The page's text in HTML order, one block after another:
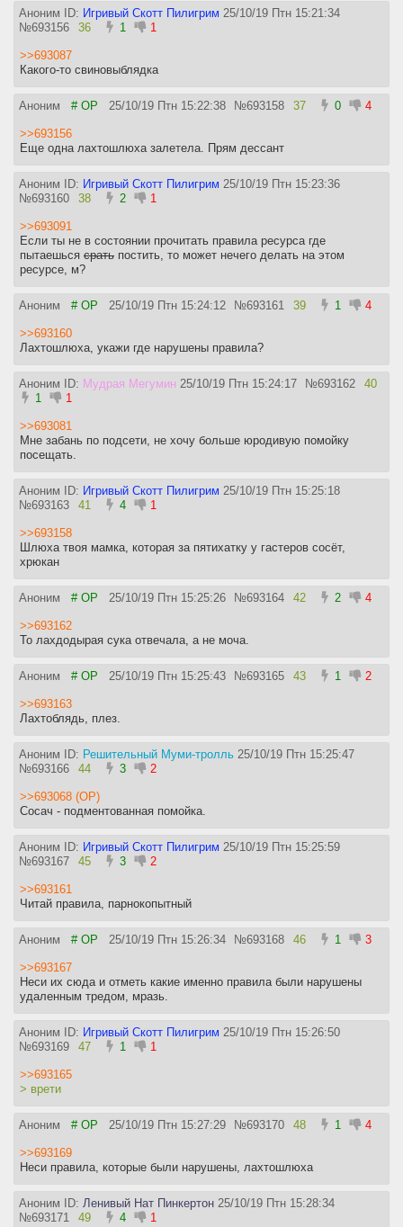
Аноним ID: Игривый Скотт Пилигрим 25/10/19 Птн 15:21:34
№693156 36 1 1
>>693087
Какого-то свиновыблядка
Аноним # OP 25/10/19 Птн 15:22:38 №693158 37 0 4
>>693156
Еще одна лахтошлюха залетела. Прям дессант
Аноним ID: Игривый Скотт Пилигрим 25/10/19 Птн 15:23:36
№693160 38 2 1
>>693091
Если ты не в состоянии прочитать правила ресурса где
пытаешься срать постить, то может нечего делать на этом
ресурсе, м?
Аноним # OP 25/10/19 Птн 15:24:12 №693161 39 1 4
>>693160
Лахтошлюха, укажи где нарушены правила?
Аноним ID: Мудрая Мегумин 25/10/19 Птн 15:24:17 №693162
40
1
1
>>693081
Мне забань по подсети, не хочу больше юродивую помойку
посещать.
Аноним ID: Игривый Скотт Пилигрим 25/10/19 Птн 15:25:18
№693163 41 4 1
>>693158
Шлюха твоя мамка, которая за пятихатку у гастеров сосёт,
хрюкан
Аноним # OP 25/10/19 Птн 15:25:26 №693164 42 2 4
>>693162
То лахдодырая сука отвечала, а не моча.
Аноним # OP 25/10/19 Птн 15:25:43 №693165 43 1 2
>>693163
Лахтоблядь, плез.
Аноним ID: Решительный Муми-тролль 25/10/19 Птн 15:25:47
№693166 44 3 2
>>693068 (OP)
Сосач - подментованная помойка.
Аноним ID: Игривый Скотт Пилигрим 25/10/19 Птн 15:25:59
№693167 45 3 2
>>693161
Читай правила, парнокопытный
Аноним # OP 25/10/19 Птн 15:26:34 №693168 46 1 3
>>693167
Неси их сюда и отметь какие именно правила были нарушены
удаленным тредом, мразь.
Аноним ID: Игривый Скотт Пилигрим 25/10/19 Птн 15:26:50
№693169 47 1 1
>>693165
> врети
Аноним # OP 25/10/19 Птн 15:27:29 №693170 48 1 4
>>693169
Неси правила, которые были нарушены, лахтошлюха
Аноним ID: Ленивый Нат Пинкертон 25/10/19 Птн 15:28:34
№693171 49 4 1